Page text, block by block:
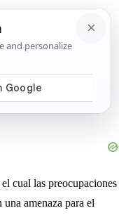
Estilo de Vida
cual las preocupaciones
amenaza para el